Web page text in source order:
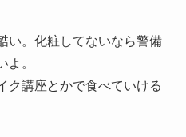
い。化粧してないなら警備
よ。
ク講座とかで食べていける